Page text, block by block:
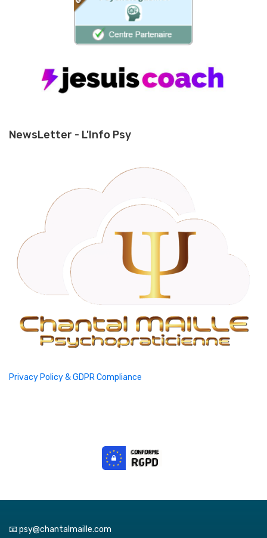
NewsLetter - L'Info Psy
Privacy Policy & GDPR Compliance
📧 psy@chantalmaille.com